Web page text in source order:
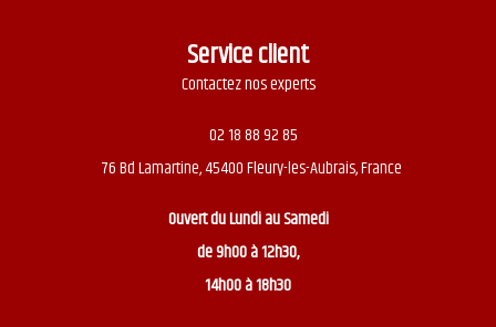
Service client
Contactez nos experts
02 18 88 92 85
76 Bd Lamartine, 45400 Fleury-les-Aubrais, France
Ouvert duLundi au Samedi
de 9h00 à 12h30,
14h00 à 18h30